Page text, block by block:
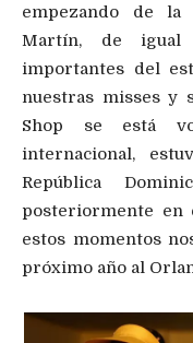
empezando de la
Martín, de igual
importantes del
nuestras misses y
Shop se está
internacional,
República
posteriormente en
estos momentos
próximo año al